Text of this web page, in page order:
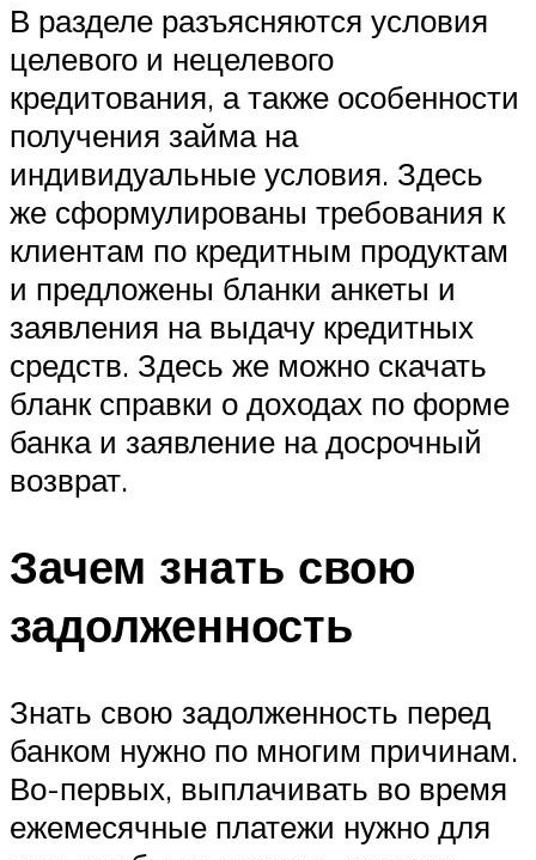
В разделе разъясняются условия
целевого и нецелевого
кредитования, а также особенности
получения займа на
индивидуальные условия. Здесь
же сформулированы требования к
клиентам по кредитным продуктам
и предложены бланки анкеты и
заявления на выдачу кредитных
средств. Здесь же можно скачать
бланк справки о доходах по форме
банка и заявление на досрочный
возврат.
Зачем знать свою
задолженность
Знать свою задолженность перед
банком нужно по многим причинам.
Во-первых, выплачивать во время
ежемесячные платежи нужно для